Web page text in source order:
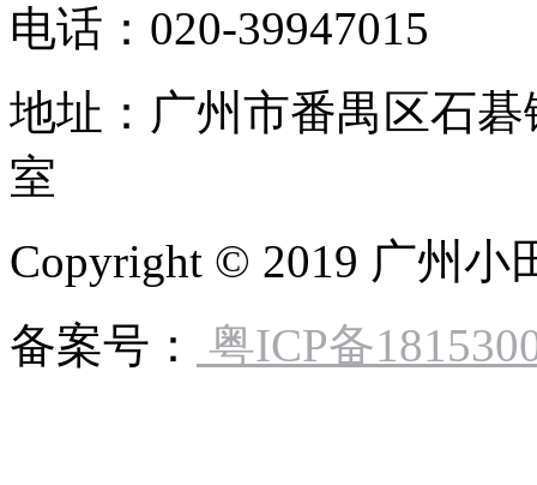
电话：020-39947015
地址：广州市番禺区石
室
Copyright © 2019 广州小
备案号：
粤ICP备